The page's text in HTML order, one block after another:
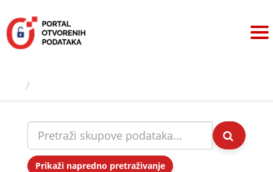
sadržaj
Prikaži napredno pretraživanje